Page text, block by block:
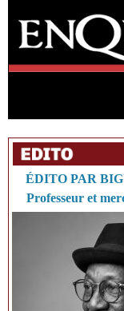
ÉDITO PAR
Professeur et